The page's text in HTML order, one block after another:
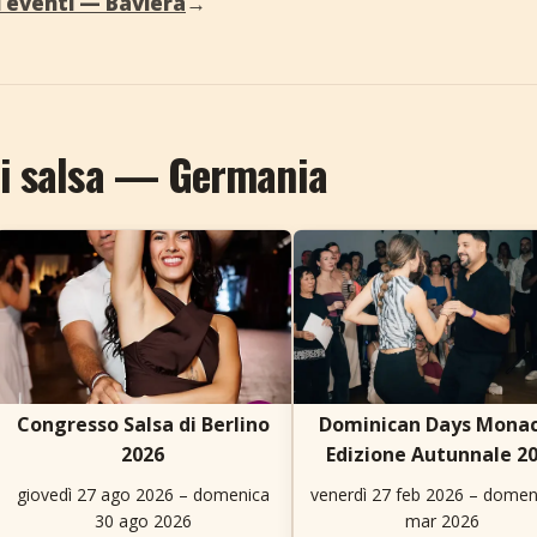
salsa — Germania
Congresso Salsa di Berlino
2026
giovedì 27 ago 2026 – domenica
30 ago 2026
Dominican Days
Edizione Autunnale
venerdì 27 feb 2026 –
mar 2026